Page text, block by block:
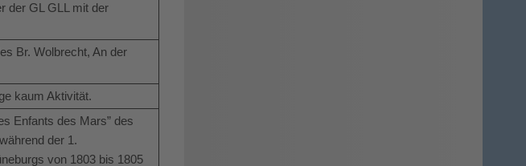
der GL GLL mit der
Br. Wolbrecht, An der
kaum Aktivität.
Enfants des Mars” des
der 1.
von 1803 bis 1805